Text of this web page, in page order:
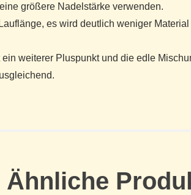
größere Nadelstärke verwenden.
es wird deutlich weniger
weiterer Pluspunkt und die edle
Ähnliche